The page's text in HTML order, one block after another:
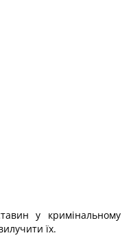
у кримінальному
їх.